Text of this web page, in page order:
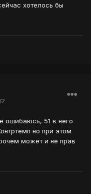
хотелось бы
ошибаюсь, 51 в него
но при этом
может и не прав